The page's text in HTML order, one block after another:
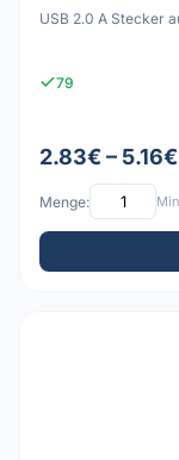
USB 2.0 A Stecker
79
2.83€ – 5.16€
Menge: